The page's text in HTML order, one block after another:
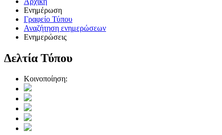
Ενημέρωση
Γραφείο Τύπου
Αναζήτηση ενημερώσεων
Ενημερώσεις
Δελτία Τύπου
Κοινοποίηση: